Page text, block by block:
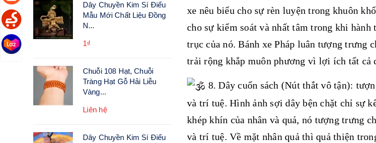
Dây Chuyền Kim Sí Điểu
Mẫu Mới Chất Liệu Đồng
N...
1₫
Chuỗi 108 Hạt, Chuỗi
Tràng Hạt Gỗ Hải Liễu
Vàng...
Liên hệ
Dây Chuyền Kim Sí Điểu
xe nêu biểu cho sự rèn luyện trong khuôn
cho sự kiểm soát và nhất tâm trong khi
trục của nó. Bánh xe Pháp luân tượng trưng
trải rộng khắp muôn phương vì lợi ích tất cả
8. Dây cuốn sách (Nút thắt vô tận):
và trí tuệ. Hình ảnh sợi dây bện chặt chỉ sự
khép khín của nhân và quả, nó tượng trưng
và trí tuệ. Về mặt nhân quả thì quả thiện